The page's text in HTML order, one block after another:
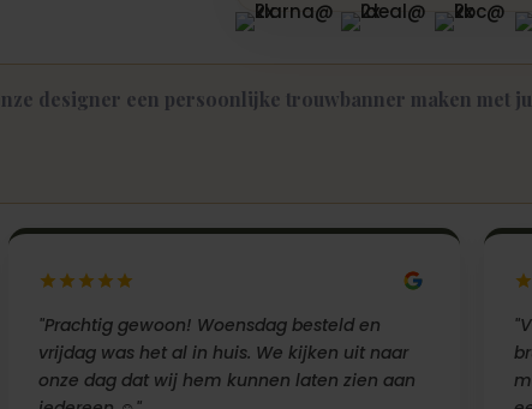
designer een persoonlijke trouwbanner maken met
"Prachtig gewoon! Woensdag besteld en
vrijdag was het al in huis. We kijken uit naar
onze dag dat wij hem kunnen laten zien aan